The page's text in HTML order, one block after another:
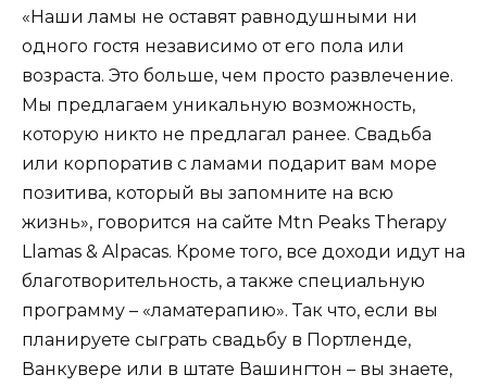
«Наши ламы не оставят равнодушными ни
одного гостя независимо от его пола или
возраста. Это больше, чем просто развлечение.
Мы предлагаем уникальную возможность,
которую никто не предлагал ранее. Свадьба
или корпоратив с ламами подарит вам море
позитива, который вы запомните на всю
жизнь», говорится на сайте Mtn Peaks Therapy
Llamas & Alpacas. Кроме того, все доходи идут на
благотворительность, а также специальную
программу – «ламатерапию». Так что, если вы
планируете сыграть свадьбу в Портленде,
Ванкувере или в штате Вашингтон – вы знаете,